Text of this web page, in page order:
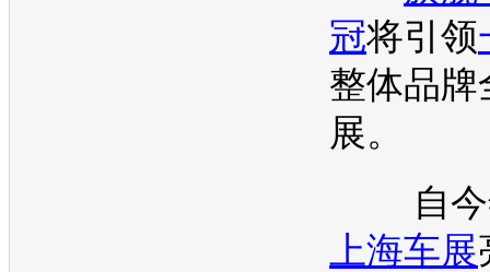
冠将引领
整体品牌
展。
自今
上海车展